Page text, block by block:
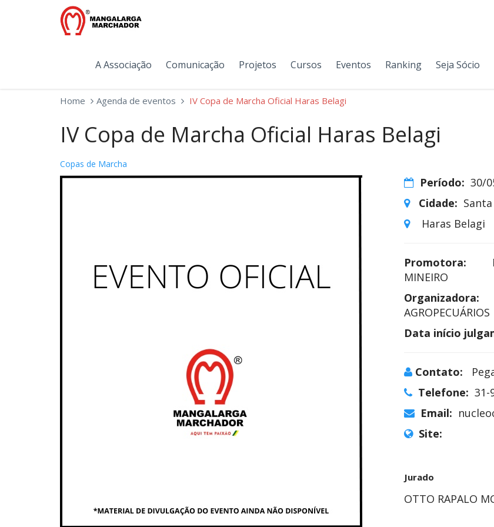
A Associação Comunicação Projetos Cursos Eventos Ranking Seja Sócio
Home Agenda de eventos IV Copa de Marcha Oficial Haras Belagi
IV Copa de Marcha Oficial Haras Belagi
Copas de Marcha
Período: 30/
Cidade:
Haras Belagi
Promotora:
MINEIRO
Organizadora:
AGROPECUÁRIOS
Data início
Contato:
Telefone: 31-
Email:
Site:
Jurado
OTTO RAPALO